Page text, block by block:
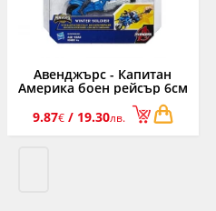
Авенджърс - Капитан
Америка боен рейсър 6см
9.87€/ 19.30лв.